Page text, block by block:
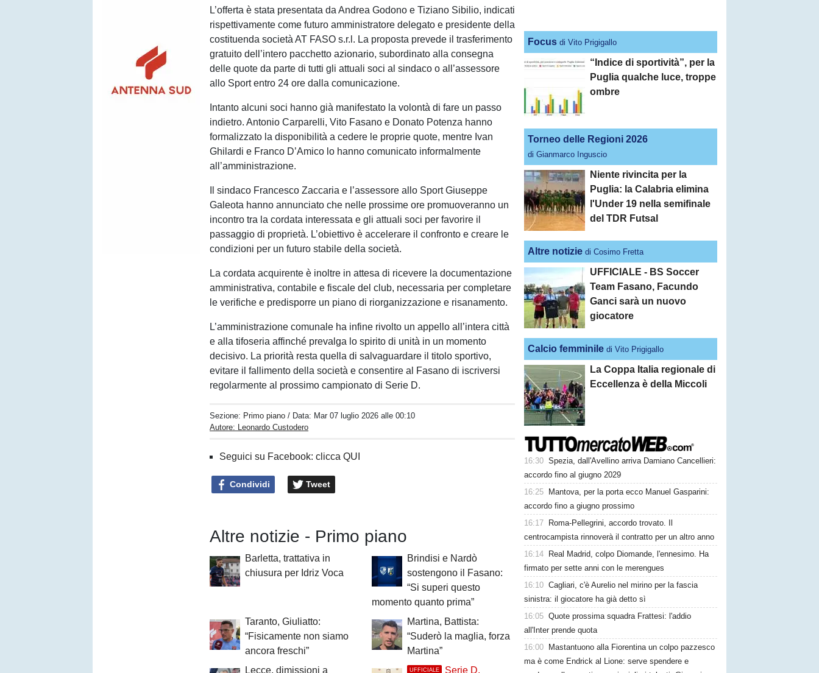
L’offerta è stata presentata da Andrea Godono e Tiziano Sibilio, indicati
rispettivamente come futuro amministratore delegato e presidente della
costituenda società AT FASO s.r.l. La proposta prevede il trasferimento
gratuito dell’intero pacchetto azionario, subordinato alla consegna
delle quote da parte di tutti gli attuali soci al sindaco o all’assessore
allo Sport entro 24 ore dalla comunicazione.
Intanto alcuni soci hanno già manifestato la volontà di fare un passo
indietro. Antonio Carparelli, Vito Fasano e Donato Potenza hanno
formalizzato la disponibilità a cedere le proprie quote, mentre Ivan
Ghilardi e Franco D’Amico lo hanno comunicato informalmente
all’amministrazione.
Il sindaco Francesco Zaccaria e l’assessore allo Sport Giuseppe
Galeota hanno annunciato che nelle prossime ore promuoveranno un
incontro tra la cordata interessata e gli attuali soci per favorire il
passaggio di proprietà. L’obiettivo è accelerare il confronto e creare le
condizioni per un futuro stabile della società.
La cordata acquirente è inoltre in attesa di ricevere la documentazione
amministrativa, contabile e fiscale del club, necessaria per completare
le verifiche e predisporre un piano di riorganizzazione e risanamento.
L’amministrazione comunale ha infine rivolto un appello all’intera città
e alla tifoseria affinché prevalga lo spirito di unità in un momento
decisivo. La priorità resta quella di salvaguardare il titolo sportivo,
evitare il fallimento della società e consentire al Fasano di iscriversi
regolarmente al prossimo campionato di Serie D.
Sezione: Primo piano / Data: Mar 07 luglio 2026 alle 00:10
Autore: Leonardo Custodero
Seguici su Facebook: clicca QUI
Condividi Tweet
Altre notizie - Primo piano
Barletta, trattativa in
chiusura per Idriz Voca
Brindisi e Nardò
sostengono il Fasano:
“Si superi questo
momento quanto prima”
Taranto, Giuliatto:
“Fisicamente non siamo
ancora freschi”
Martina, Battista:
“Suderò la maglia, forza
Martina”
Lecce, dimissioni a
UFFICIALE
Serie D,
Focus di Vito Prigigallo
“Indice di sportività”, per la
Puglia qualche luce, troppe
ombre
Torneo delle Regioni 2026
di Gianmarco Inguscio
Niente rivincita per la
Puglia: la Calabria elimina
l'Under 19 nella semifinale
del TDR Futsal
Altre notizie di Cosimo Fretta
UFFICIALE - BS Soccer
Team Fasano, Facundo
Ganci sarà un nuovo
giocatore
Calcio femminile di Vito Prigigallo
La Coppa Italia regionale di
Eccellenza è della Miccoli
16:30 Spezia, dall'Avellino arriva Damiano Cancellieri:
accordo fino al giugno 2029
16:25
Mantova, per la porta ecco Manuel Gasparini:
accordo fino a giugno prossimo
16:17
Roma-Pellegrini, accordo trovato. Il
centrocampista rinnoverà il contratto per un altro anno
16:14
Real Madrid, colpo Diomande, l'ennesimo. Ha
firmato per sette anni con le merengues
16:10 Cagliari, c'è Aurelio nel mirino per la fascia
sinistra: il giocatore ha già detto sì
16:05 Quote prossima squadra Frattesi: l'addio
all'Inter prende quota
16:00
Mastantuono alla Fiorentina un colpo pazzesco
ma è come Endrick al Lione: serve spendere e